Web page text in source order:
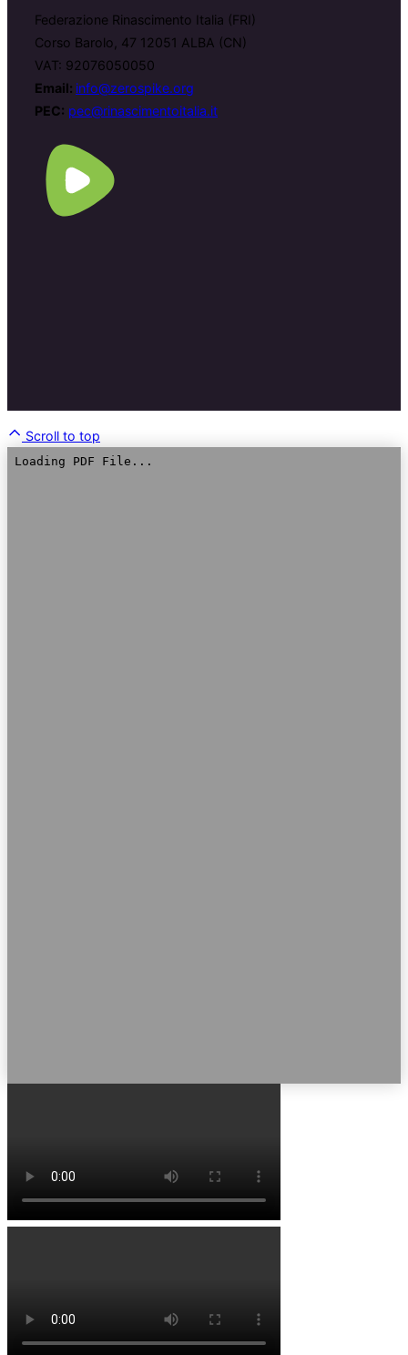
Federazione Rinascimento Italia (FRI)
Corso Barolo, 47 12051 ALBA (CN)
VAT: 92076050050
Email: info@zerospike.org
PEC: pec@rinascimentoitalia.it
Scroll to top